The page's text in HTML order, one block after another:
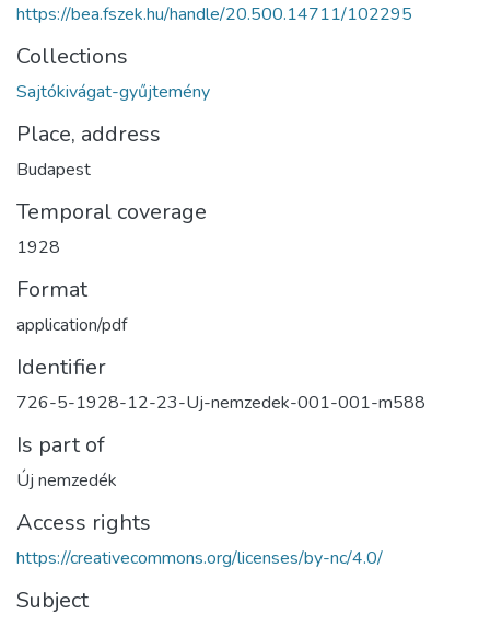
https://bea.fszek.hu/handle/20.500.14711/102295
Collections
Sajtókivágat-gyűjtemény
Place, address
Budapest
Temporal coverage
1928
Format
application/pdf
Identifier
726-5-1928-12-23-Uj-nemzedek-001-001-m588
Is part of
Új nemzedék
Access rights
https://creativecommons.org/licenses/by-nc/4.0/
Subject